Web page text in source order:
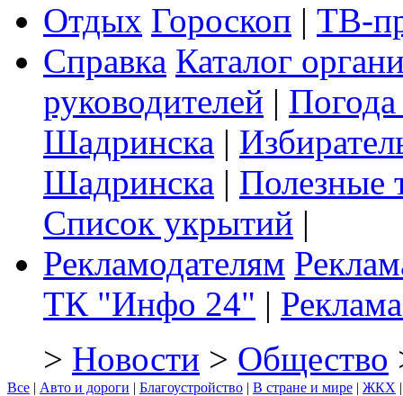
Отдых Гороскоп | ТВ-
Справка Каталог
руководителей |
Шадринска |
Шадринска | Полезные
Список укрытий |
Рекламодателям
ТК "Инфо 24" |
> Новости > Общество
Все | Авто и дороги | Благоустройство | В стране и мире | ЖКХ